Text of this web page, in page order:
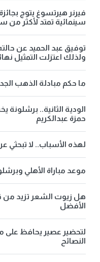
فيرنر هيرتسوغ يتوج
سينمائية تمتد لأكثر من
توفيق عبد الحميد عن
ولذلك اعتزلت التمثيل
ما حكم مبادلة الذهب
الودية الثانية..
حمزة عبدالكريم
لهذه الأسباب.. لا تبحثي
موعد مباراة الأهلي
هل زيوت الشعر تزيد من
الأفضل
لتحضير عصير يحافظ على
النصائح